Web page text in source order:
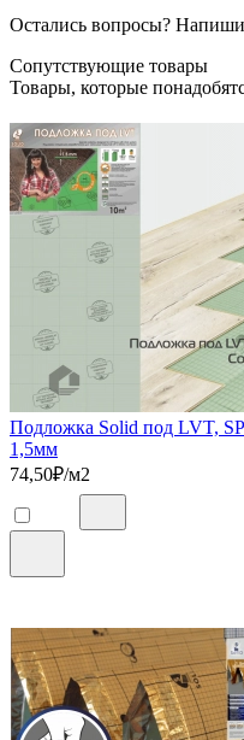
Остались вопросы?
Сопутствующие товары
Товары, которые
Подложка Solid под LVT,
1,5мм
74,50₽/м2